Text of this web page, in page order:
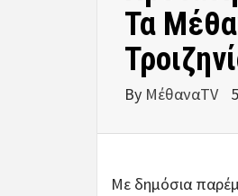
Τα
By ΜέθαναTV
Με δημόσια